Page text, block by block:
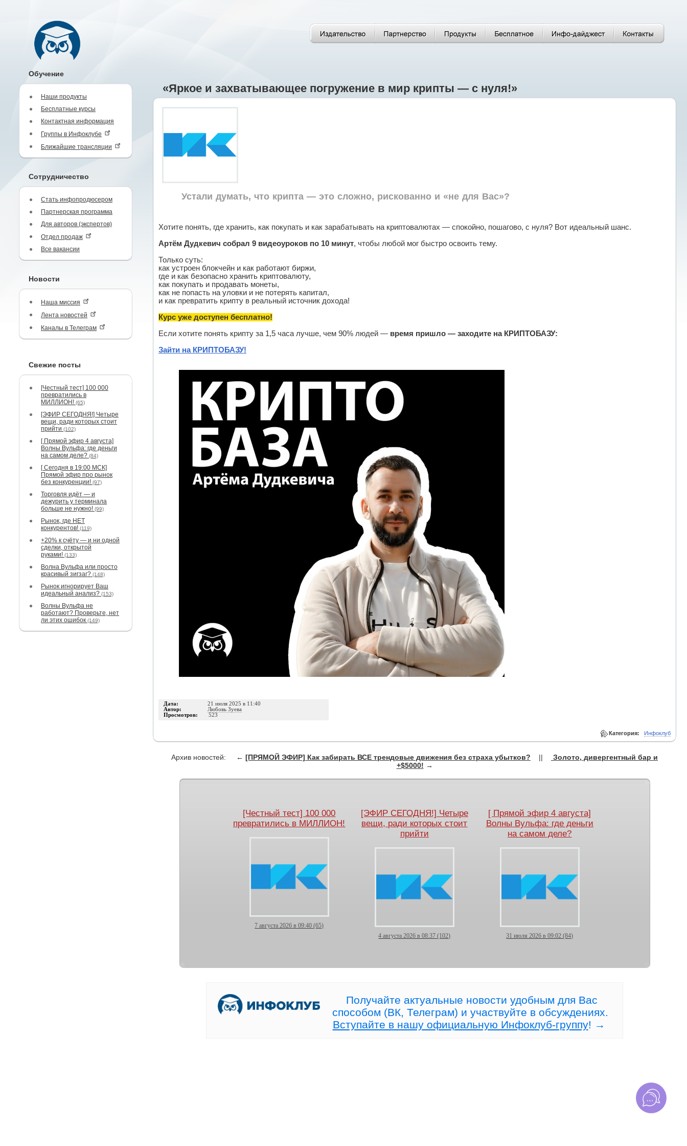
Обучение
Наши продукты
Бесплатные курсы
Контактная информация
Группы в Инфоклубе
Ближайшие трансляции
Сотрудничество
Стать инфопродюсером
Партнерская программа
Для авторов (экспертов)
Отдел продаж
Все вакансии
Новости
Наша миссия
Лента новостей
Каналы в Телеграм
Свежие посты
[Честный тест] 100 000
превратились в
МИЛЛИОН! (65)
[ЭФИР СЕГОДНЯ!] Четыре
вещи, ради которых стоит
прийти (102)
[ Прямой эфир 4 августа]
Волны Вульфа: где деньги
на самом деле? (84)
[ Сегодня в 19:00 МСК]
Прямой эфир про рынок
без конкуренции! (97)
Торговля идёт — и
дежурить у терминала
больше не нужно! (99)
Рынок, где НЕТ
конкурентов! (119)
+20% к счёту — и ни одной
сделки, открытой
руками! (133)
Волна Вульфа или просто
красивый зигзаг? (148)
Рынок игнорирует Ваш
идеальный анализ? (153)
Волны Вульфа не
работают? Проверьте, нет
ли этих ошибок (149)
«Яркое и захватывающее погружение в мир крипты — с нуля!»
Устали думать, что крипта — это сложно, рискованно и «не для Вас»?
Хотите понять, где хранить, как покупать и как зарабатывать на криптовалютах — спокойно, пошагово, с нуля? Вот идеальный шанс.
Артём Дудкевич собрал 9 видеоуроков по 10 минут, чтобы любой мог быстро освоить тему.
Только суть:
как устроен блокчейн и как работают биржи,
где и как безопасно хранить криптовалюту,
как покупать и продавать монеты,
как не попасть на уловки и не потерять капитал,
и как превратить крипту в реальный источник дохода!
Курс уже доступен бесплатно!
Если хотите понять крипту за 1,5 часа лучше, чем 90% людей — время пришло — заходите на КРИПТОБАЗУ:
Зайти на КРИПТОБАЗУ!
Дата: 21 июля 2025 в 11:40
Автор: Любовь Зуева
Просмотров: 523
Категория: Инфоклуб
Архив новостей: ← [ПРЯМОЙ ЭФИР] Как забирать ВСЕ трендовые движения без страха убытков? ||
Золото, дивергентный бар и
+$5000! →
[Честный тест] 100 000
превратились в МИЛЛИОН!
7 августа 2026 в 09:40 (65)
[ЭФИР СЕГОДНЯ!] Четыре
вещи, ради которых стоит
прийти
4 августа 2026 в 08:37 (102)
[ Прямой эфир 4 августа]
Волны Вульфа: где деньги
на самом деле?
31 июля 2026 в 09:02 (84)
[ Сегодня в 19:00 МСК]
Торговля идёт — и
Рынок, где НЕТ конкурентов!
Получайте актуальные новости удобным для Вас
способом (ВК, Телеграм) и участвуйте в обсуждениях.
Вступайте в нашу официальную Инфоклуб-группу! →